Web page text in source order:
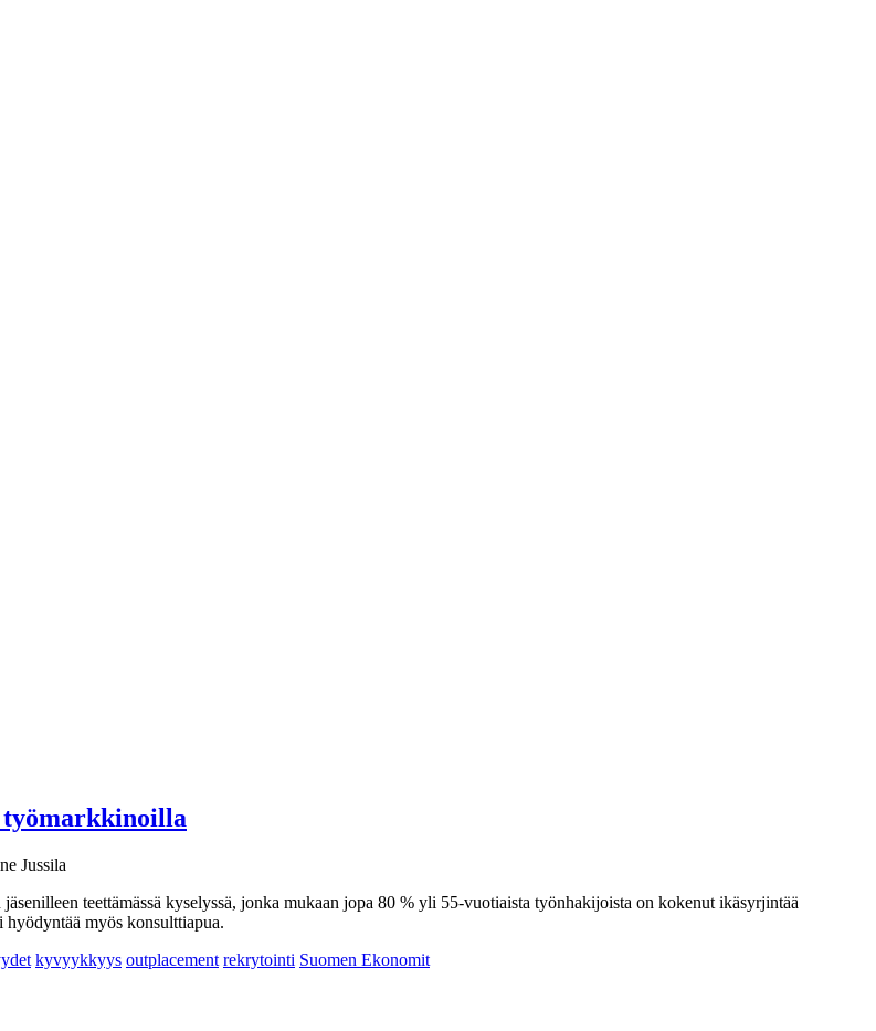
työmarkkinoilla
Jussila
teettämässä kyselyssä, jonka mukaan jopa 80 % yli 55-vuotiaista työnhakijoista on kokenut ikäsyrjintää
myös konsulttiapua.
kyvyykkyys outplacement rekrytointi Suomen Ekonomit